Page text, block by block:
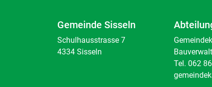
Gemeinde Sisseln
Schulhausstrasse 7
4334 Sisseln
Tel. 062